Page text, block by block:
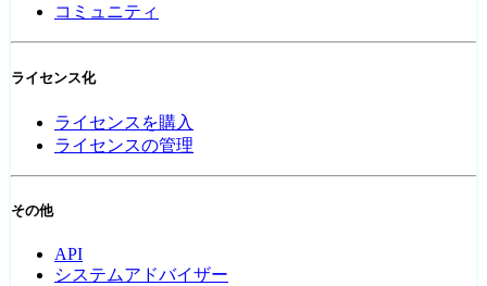
コミュニティ
ライセンス化
ライセンスを購入
ライセンスの管理
その他
API
システムアドバイザー